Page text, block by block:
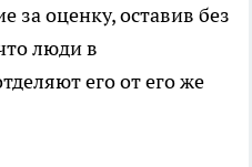
за оценку, оставив без
люди в
его от его же